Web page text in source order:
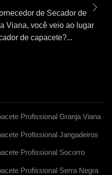
de Secador de
Viana, você veio ao lugar
de capacete?...
Profissional Granja Viana
Profissional Jangadeiros
Profissional Socorro
Profissional Serra Negra